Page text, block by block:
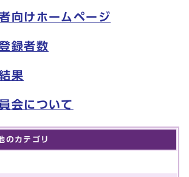
向けホームページ
録者数
果
会について
のカテゴリ